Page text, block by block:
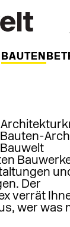
BAUTEN
Der
verrät
wer was